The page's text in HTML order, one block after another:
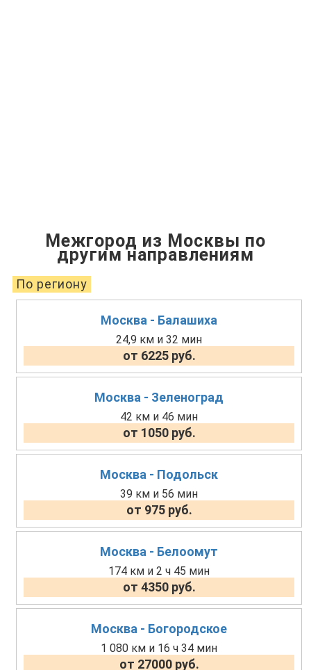
Межгород из Москвы по
другим направлениям
По региону
Москва - Балашиха
24,9 км и 32 мин
от 6225 руб.
Москва - Зеленоград
42 км и 46 мин
от 1050 руб.
Москва - Подольск
39 км и 56 мин
от 975 руб.
Москва - Белоомут
174 км и 2 ч 45 мин
от 4350 руб.
Москва - Богородское
1 080 км и 16 ч 34 мин
от 27000 руб.